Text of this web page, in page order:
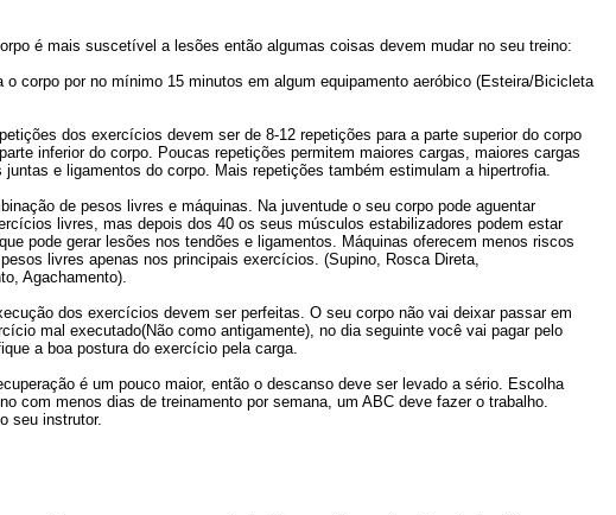
é mais suscetível a lesões então algumas coisas devem mudar no seu treino:
o corpo por no mínimo 15 minutos em algum equipamento aeróbico (Esteira/Bicicleta
dos exercícios devem ser de 8-12 repetições para a parte superior do corpo
inferior do corpo. Poucas repetições permitem maiores cargas, maiores cargas
juntas e ligamentos do corpo. Mais repetições também estimulam a hipertrofia.
de pesos livres e máquinas. Na juventude o seu corpo pode aguentar
livres, mas depois dos 40 os seus músculos estabilizadores podem estar
pode gerar lesões nos tendões e ligamentos. Máquinas oferecem menos riscos
livres apenas nos principais exercícios. (Supino, Rosca Direta,
Agachamento).
dos exercícios devem ser perfeitas. O seu corpo não vai deixar passar em
mal executado(Não como antigamente), no dia seguinte você vai pagar pelo
a boa postura do exercício pela carga.
é um pouco maior, então o descanso deve ser levado a sério. Escolha
com menos dias de treinamento por semana, um ABC deve fazer o trabalho.
seu instrutor.